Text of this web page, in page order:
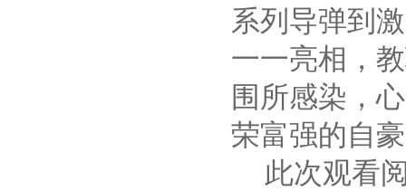
系列导弹到
一一亮相，
围所感染，
荣富强的自
此次观看